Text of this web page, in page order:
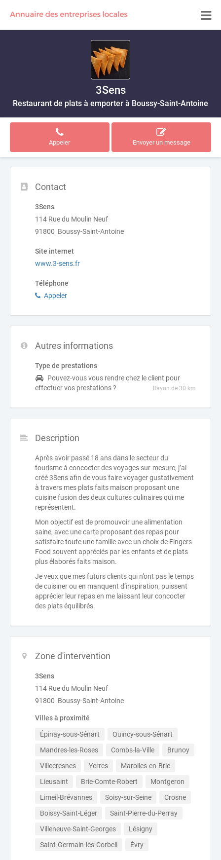
3Sens
Restaurant de plats à emporter à Boussy-Saint-Antoine
Appeler Envoyer un message
Contact
3Sens
114 Rue du Moulin Neuf
91800 Boussy-Saint-Antoine
Site internet
www.3-sens.fr
Téléphone
Appeler
Autres informations
Type de prestations
Pouvez-vous vous rendre chez le client pour
effectuer vos prestations ?
Rayon de 30 km
Description
Après avoir passé 18 ans dans le secteur du
tourisme à concocter des voyages sur-mesure, j’ai
créé 3Sens afin de vous faire voyager gustativement
à travers mes plats faits maison proposant une
cuisine fusion des deux cultures culinaires qui me
représentent.
Mon objectif est de promouvoir une alimentation
saine, avec une carte proposant des repas pour
satisfaire toute une famille avec un choix de Fingers
Food souvent appréciés par les enfants et de plats
plus élaborés faits maison.
Je veux que mes futurs clients qui n’ont pas le temps
de cuisiner ou en manquent d’inspiration, puissent
apprécier leur repas en me laissant leur concocter
des plats équilibrés.
Zone d'intervention
3Sens
114 Rue du Moulin Neuf
91800 Boussy-Saint-Antoine
Villes à proximité
Épinay-sous-Sénart
Quincy-sous-Sénart
Mandres-les-Roses
Combs-la-Ville
Brunoy
Villecresnes
Yerres
Marolles-en-Brie
Lieusaint
Brie-Comte-Robert
Montgeron
Limeil-Brévannes
Soisy-sur-Seine
Crosne
Boissy-Saint-Léger
Saint-Pierre-du-Perray
Villeneuve-Saint-Georges
Lésigny
Saint-Germain-lès-Corbeil
Évry